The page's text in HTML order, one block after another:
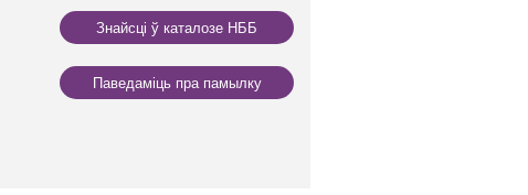
Знайсці ў каталозе НББ
Паведаміць пра памылку